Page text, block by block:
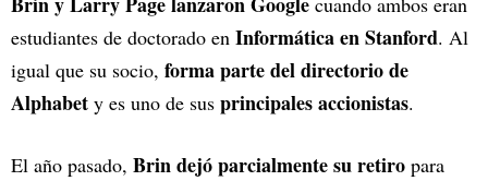
estudiantes de doctorado en Informática en Stanford. Al
igual que su socio, forma parte del directorio de
Alphabet y es uno de sus principales accionistas.
El año pasado, Brin dejó parcialmente su retiro para